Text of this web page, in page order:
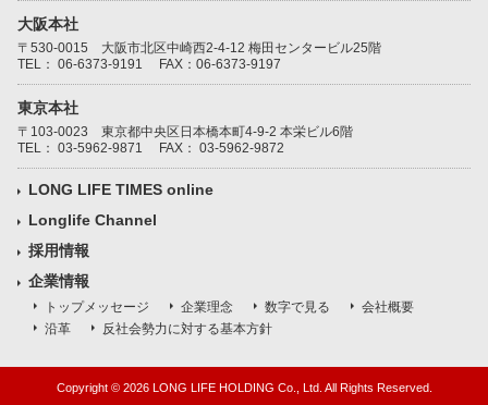
大阪本社
〒530-0015 大阪市北区中崎西2-4-12 梅田センタービル25階
TEL： 06-6373-9191 FAX：06-6373-9197
東京本社
〒103-0023 東京都中央区日本橋本町4-9-2 本栄ビル6階
TEL： 03-5962-9871 FAX： 03-5962-9872
LONG LIFE TIMES online
Longlife Channel
採用情報
企業情報
トップメッセージ 企業理念 数字で見る
会社概要
沿革
反社会勢力に対する基本方針
Copyright © 2026 LONG LIFE HOLDING Co., Ltd. All Rights Reserved.